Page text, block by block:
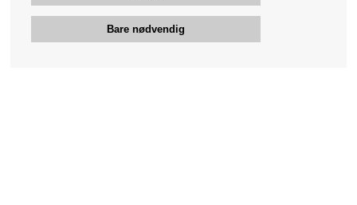
Bare nødvendig